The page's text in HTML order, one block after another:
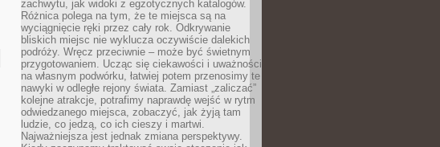
zachwytu, jak widoki z egzotycznych katalogów.
Różnica polega na tym, że te miejsca są na
wyciągnięcie ręki przez cały rok. Odkrywanie
bliskich miejsc nie wyklucza oczywiście dalekich
podróży. Wręcz przeciwnie – może być świetnym
przygotowaniem. Ucząc się ciekawości i uważności
na własnym podwórku, łatwiej potem przenosimy te
nawyki w odległe rejony świata. Zamiast „zaliczać”
kolejne atrakcje, potrafimy naprawdę wejść w rytm
odwiedzanego miejsca, zobaczyć, jak żyją tam
ludzie, co jedzą, co ich cieszy i martwi.
Najważniejsza jest jednak zmiana perspektywy.